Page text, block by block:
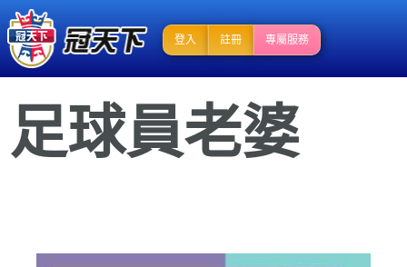
登入 註冊 專屬服務
足球員老婆